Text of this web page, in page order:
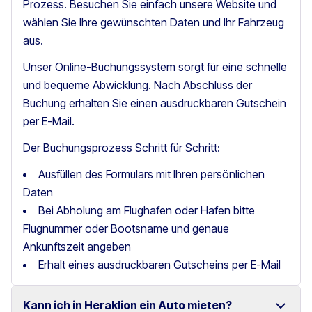
Prozess. Besuchen Sie einfach unsere Website und
wählen Sie Ihre gewünschten Daten und Ihr Fahrzeug
aus.
Unser Online-Buchungssystem sorgt für eine schnelle
und bequeme Abwicklung. Nach Abschluss der
Buchung erhalten Sie einen ausdruckbaren Gutschein
per E-Mail.
Der Buchungsprozess Schritt für Schritt:
Ausfüllen des Formulars mit Ihren persönlichen
Daten
Bei Abholung am Flughafen oder Hafen bitte
Flugnummer oder Bootsname und genaue
Ankunftszeit angeben
Erhalt eines ausdruckbaren Gutscheins per E-Mail
Kann ich in Heraklion ein Auto mieten?